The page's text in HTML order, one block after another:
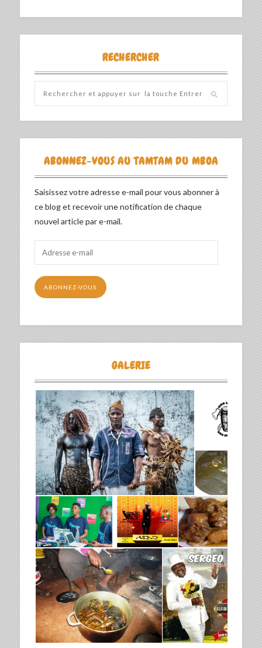
RECHERCHER
ABONNEZ-VOUS AU TAMTAM DU MBOA
Saisissez votre adresse e-mail pour vous abonner à
ce blog et recevoir une notification de chaque
nouvel article par e-mail.
mail
ABONNEZ-VOUS
GALERIE